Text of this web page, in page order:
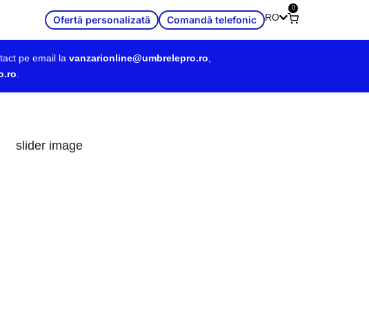
Ofertă personalizată Comandă telefonic RO
0
pe email la vanzarionline@umbrelepro.ro